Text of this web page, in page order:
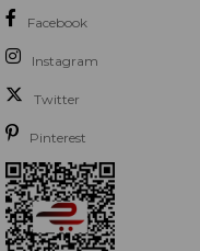
Facebook
Instagram
Twitter
Pinterest